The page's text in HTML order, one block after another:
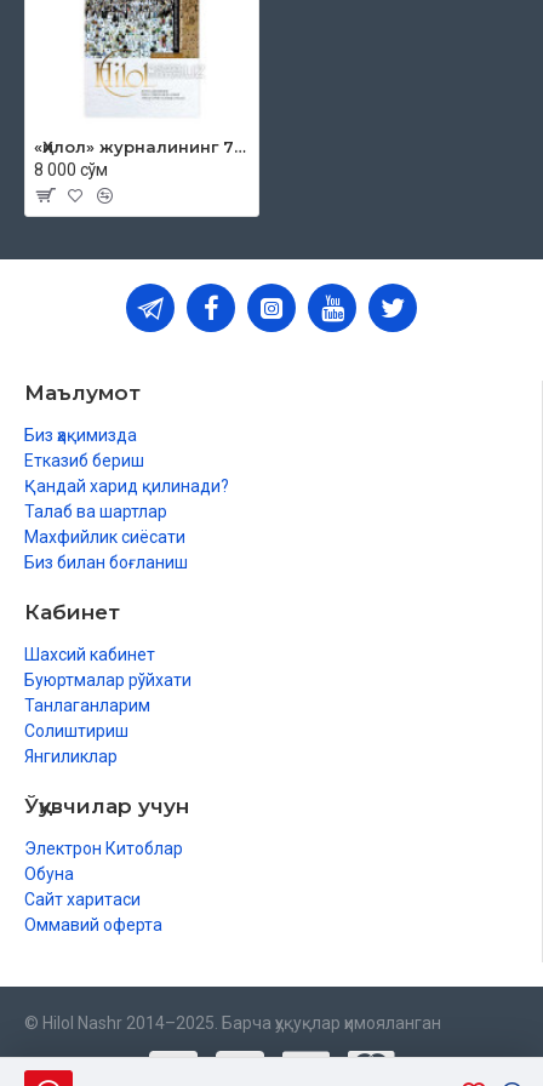
«Ҳилол» журналининг 7 (16)-сони
8 000 сўм
Маълумот
Биз ҳақимизда
Етказиб бериш
Қандай харид қилинади?
Талаб ва шартлар
Махфийлик сиёсати
Биз билан боғланиш
Кабинет
Шахсий кабинет
Буюртмалар рўйхати
Танлаганларим
Солиштириш
Янгиликлар
Ўқувчилар учун
Электрон Китоблар
Обуна
Сайт харитаси
Оммавий оферта
© Hilol Nashr 2014–2025. Барча ҳуқуқлар ҳимояланган